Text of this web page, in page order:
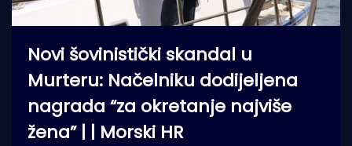
Novi šovinistički skandal u
Murteru: Načelniku dodijeljena
nagrada “za okretanje najviše
žena” | | Morski HR